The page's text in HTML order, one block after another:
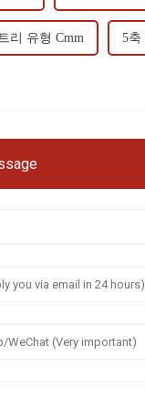
리 유형 Cmm 5축